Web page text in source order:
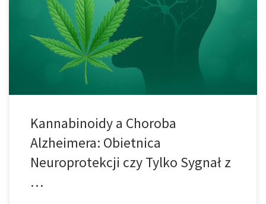
częściej jednak pojawia się pytanie, czy ich składniki mogą
wpływać na procesy neurodegeneracyjne, w tym na przebieg
choroby Alzheimera. Najciekawsze przesłanki pochodzą z
laboratoriów: w komórkowych modelach ludzkich neuronów
tetrahydrokannabinol (THC) – główny psychoaktywny […]
Kannabinoidy a Choroba
Alzheimera: Obietnica
Neuroprotekcji czy Tylko Sygnał z
…